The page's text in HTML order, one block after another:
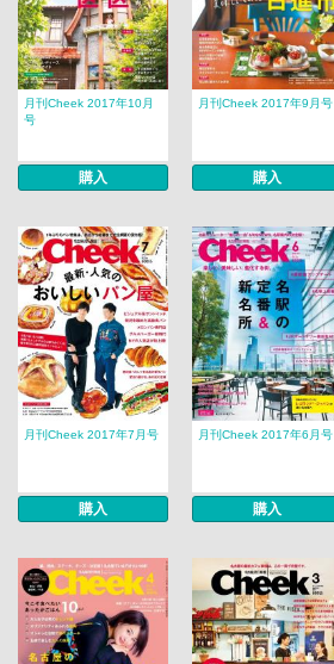
月刊Cheek 2017年10月
号
購入
月刊Cheek 2017年9月号
購入
月刊Cheek 2017年7月号
購入
月刊Cheek 2017年6月号
購入